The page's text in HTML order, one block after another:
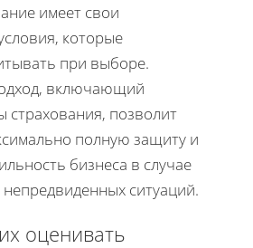
имеет свои
которые
при выборе.
включающий
страхования, позволит
полную защиту и
бизнеса в случае
ситуаций.
оценивать